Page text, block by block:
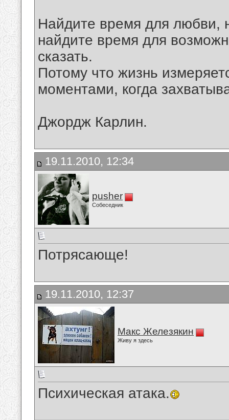
Найдите время для любви,
найдите время для
сказать.
Потому что жизнь
моментами, когда
Джордж Карлин.
19.11.2010, 12:34
pusher
Собеседник
Потрясающе!
19.11.2010, 12:37
Макс Железякин
Живу я здесь
Психическая атака.